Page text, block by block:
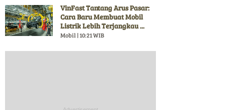
VinFast Tantang Arus Pasar:
Cara Baru Membuat Mobil
Listrik Lebih Terjangkau ...
Mobil | 10:21 WIB